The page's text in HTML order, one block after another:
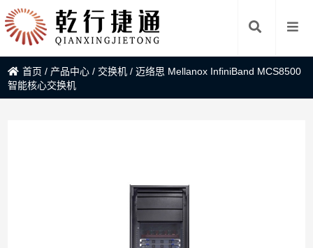
首页 / 产品中心 / 交换机 /迈络思 Mellanox InfiniBand MCS8500
智能核心交换机